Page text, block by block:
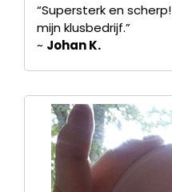
“Supersterk en
mijn klusbedrijf.”
~ Johan K.